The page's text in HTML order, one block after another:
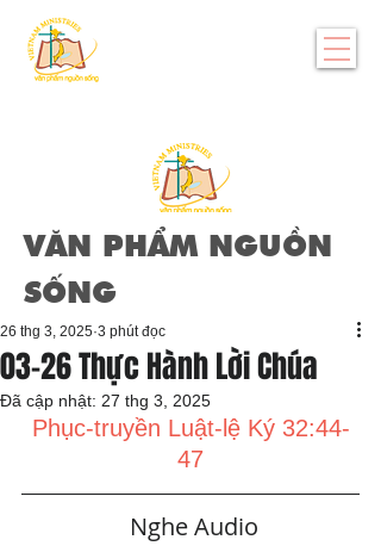
VĂN PHẨM NGUỒN
SỐNG
03-26 Thực Hành Lời Chúa
26 thg 3, 2025 3 phút đọc
Đã cập nhật: 27 thg 3, 2025
Phục-truyền Luật-lệ Ký 32:44-
47
   Nghe Audio